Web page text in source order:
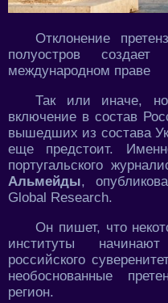
Отклонение
полуостров
международном праве
Так или иначе, но
включение в состав
вышедших из состава
еще предстоит.
португальского
Альмейды,
Global Research.
Он пишет, что
институты
российского
необоснованные
регион.